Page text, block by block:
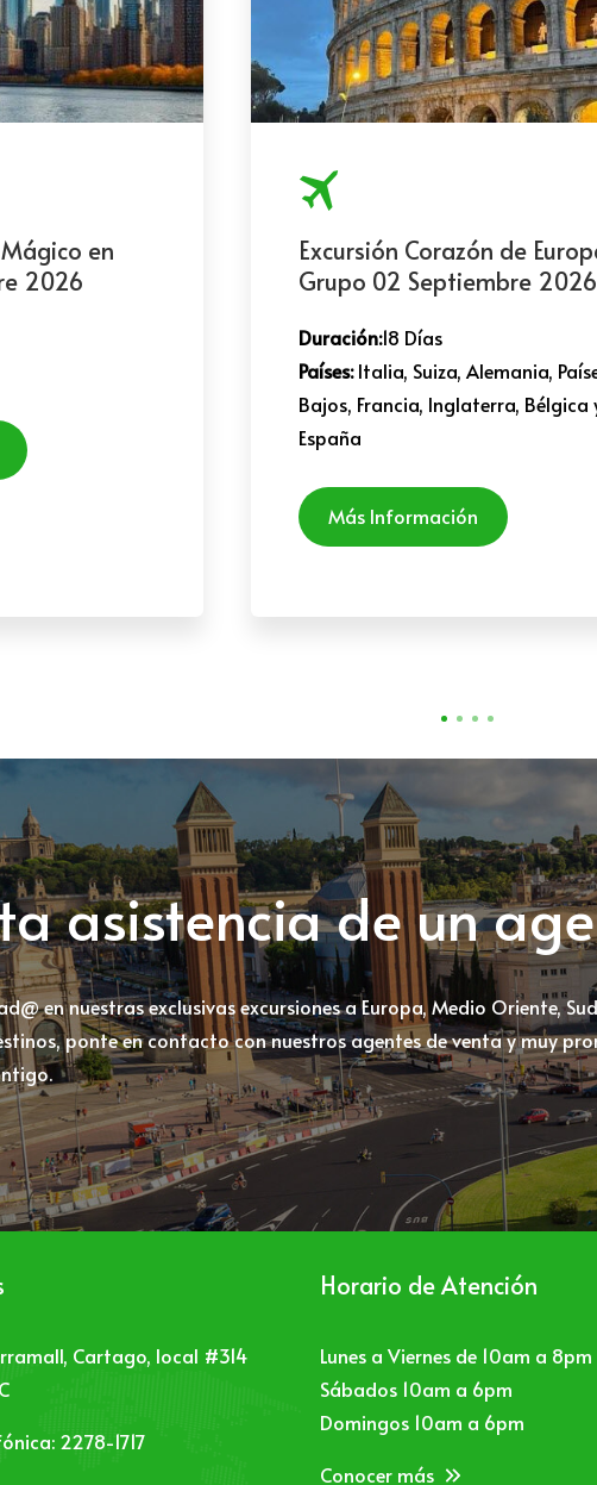
en
2026
Excursión Corazón de
Grupo 02 Septiembre 2026
Duración:18 Días
Países:Italia, Suiza, Alemania,
Bajos, Francia, Inglaterra, Bélgica
España
Más Información
asistencia de un
en nuestras exclusivas excursiones a Europa, Medio Oriente,
ponte en contacto con nuestros agentes de venta y muy
Cartago, local #314
2278-1717
Horario de Atención
Lunes a Viernes de 10am a 8pm
Sábados 10am a 6pm
Domingos 10am a 6pm
Conocer más